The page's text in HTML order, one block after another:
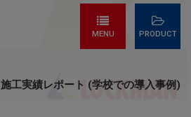
MENU PRODUCT
施工実績レポート (学校での導入事例)